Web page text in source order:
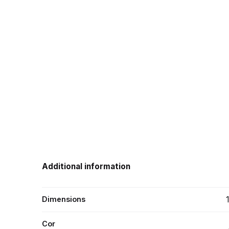
Additional information
Dimensions
Cor